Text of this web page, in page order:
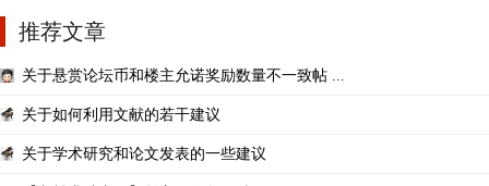
推荐文章
关于悬赏论坛币和楼主允诺奖励数量不一致帖 ...
关于如何利用文献的若干建议
关于学术研究和论文发表的一些建议